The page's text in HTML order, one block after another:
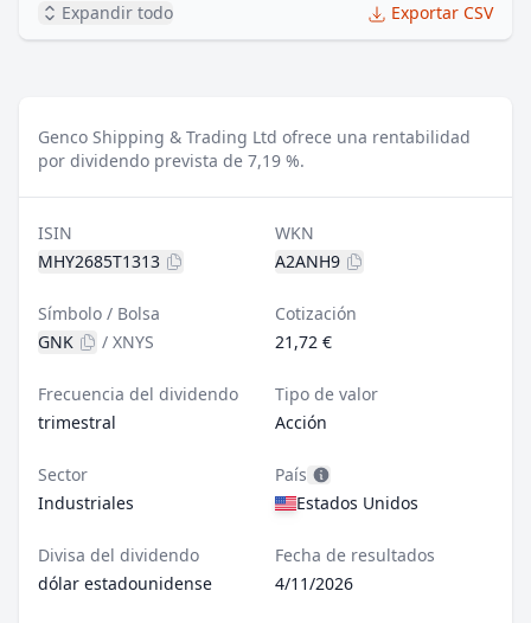
Expandir todo Exportar CSV
Genco Shipping & Trading Ltd ofrece una rentabilidad
por dividendo prevista de 7,19 %.
ISIN
MHY2685T1313
WKN
A2ANH9
Símbolo / Bolsa
GNK
/ XNYS
Cotización
21,72 €
Frecuencia del dividendo
trimestral
Tipo de valor
Acción
Sector
Industriales
País
Estados Unidos
Divisa del dividendo
dólar estadounidense
Fecha de resultados
4/11/2026